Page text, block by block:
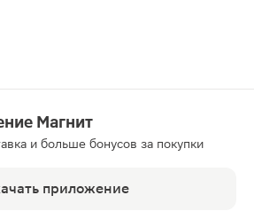
Магнит
и больше бонусов за покупки
приложение